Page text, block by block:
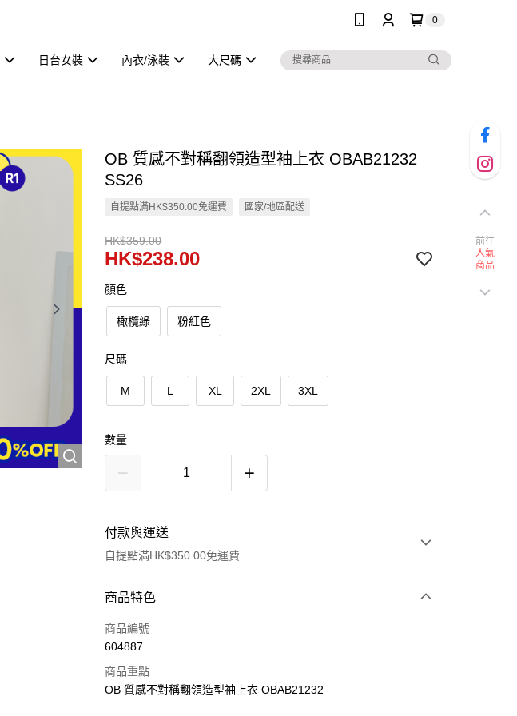
0
日台女裝 內衣/泳裝 大尺碼
OB 質感不對稱翻領造型袖上衣 OBAB21232
SS26
自提點滿HK$350.00免運費 國家/地區配送
HK$359.00
HK$238.00
顏色
橄欖綠 粉紅色
尺碼
M L XL 2XL 3XL
數量
付款與運送
自提點滿HK$350.00免運費
付款方式
信用卡
AlipayHK
商品特色
商品編號
604887
商品重點
OB 質感不對稱翻領造型袖上衣 OBAB21232
前往
人氣
商品